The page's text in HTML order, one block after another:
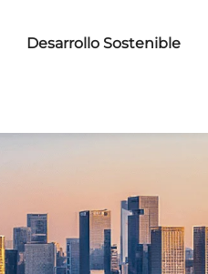
Desarrollo Sostenible